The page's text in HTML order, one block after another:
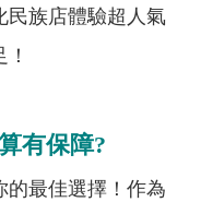
民族店體驗超人氣
有保障?
最佳選擇！作為